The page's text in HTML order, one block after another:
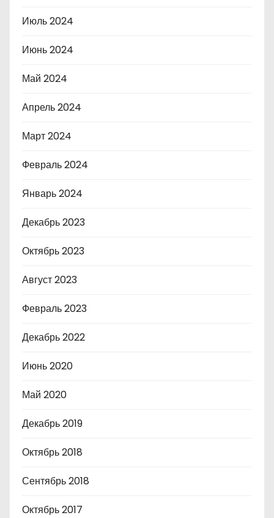
Июль 2024
Июнь 2024
Май 2024
Апрель 2024
Март 2024
Февраль 2024
Январь 2024
Декабрь 2023
Октябрь 2023
Август 2023
Февраль 2023
Декабрь 2022
Июнь 2020
Май 2020
Декабрь 2019
Октябрь 2018
Сентябрь 2018
Октябрь 2017